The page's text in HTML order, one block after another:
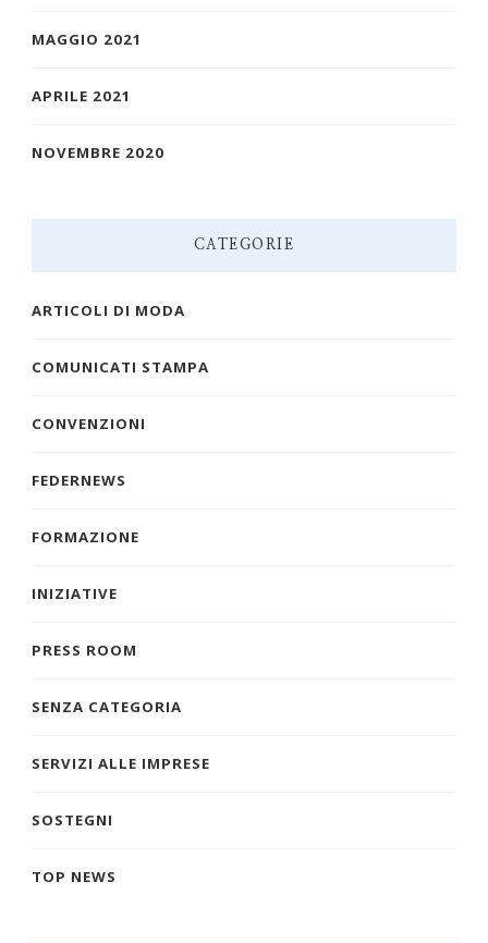
MAGGIO 2021
APRILE 2021
NOVEMBRE 2020
CATEGORIE
ARTICOLI DI MODA
COMUNICATI STAMPA
CONVENZIONI
FEDERNEWS
FORMAZIONE
INIZIATIVE
PRESS ROOM
SENZA CATEGORIA
SERVIZI ALLE IMPRESE
SOSTEGNI
TOP NEWS